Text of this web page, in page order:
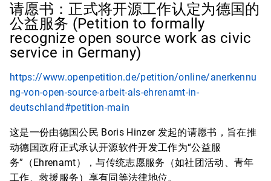
请愿书：正式将开源工作认定为德国的
公益服务 (Petition to formally
recognize open source work as civic
service in Germany)
https://www.openpetition.de/petition/online/anerkennu
ng-von-open-source-arbeit-als-ehrenamt-in-
deutschland#petition-main
这是一份由德国公民 Boris Hinzer 发起的请愿书，旨在推
动德国政府正式承认开源软件开发工作为“公益服
务”（Ehrenamt），与传统志愿服务（如社团活动、青年
工作、救援服务）享有同等法律地位。